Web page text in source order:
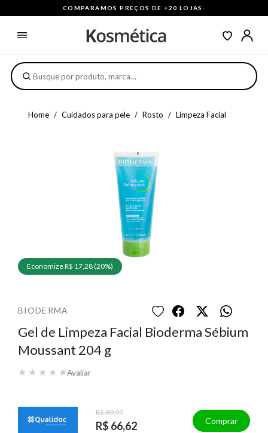
COMPARAMOS PREÇOS DE +20 LOJAS ·
Home Cuidados para pele Rosto Limpeza Facial
Economize R$ 17,28 (20%)
BIODERMA
Gel de Limpeza Facial Bioderma Sébium
Moussant 204 g
★ ★ ★ ★ ★Avaliar
R$ 89,99
R$ 66,62 Comprar